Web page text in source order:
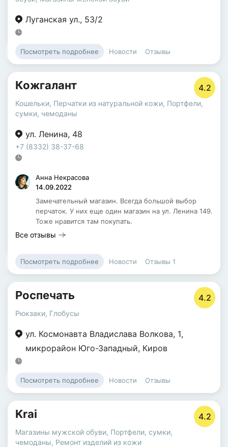
Луганская ул., 53/2
Посмотреть подробнее Новости Отзывы
Кожгалант 4.2
Кошельки, Перчатки из натуральной кожи, Портфели,
сумки, чемоданы
ул. Ленина, 48
+7 (8332) 38-37-68
Анна Некрасова
14.09.2022
Замечательный магазин. Всегда большой выбор
перчаток. У них еще один магазин на ул. Ленина 149.
Тоже нравится там покупать.
Все отзывы
Посмотреть подробнее Новости Отзывы 1
Роспечать 4.2
Рюкзаки, Глобусы
ул. Космонавта Владислава Волкова, 1,
микрорайон Юго-Западный, Киров
Посмотреть подробнее Новости Отзывы
Krai 4.2
Магазины мужской обуви, Портфели, сумки,
чемоданы, Ремонт изделий из кожи